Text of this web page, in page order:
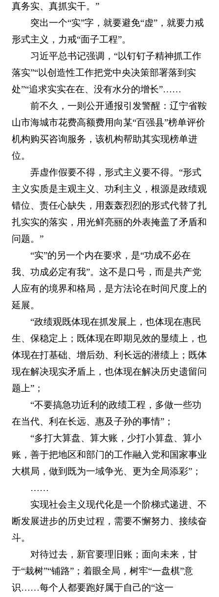
真务实、真抓实干。”
突出一个“实”字，就要避免“虚”，就要力戒
形式主义，力戒“面子工程”。
习近平总书记强调，“以钉钉子精神抓工作
落实”“以创造性工作把党中央决策部署落到实
处”“追求实实在在、没有水分的增长”……
前不久，一则公开通报引发警醒：辽宁省鞍
山市海城市花费高额费用向某“百强县”榜单评价
机构购买咨询服务，该机构帮助其实现榜单进
位。
弄虚作假要不得，形式主义要不得。“形式
主义实质是主观主义、功利主义，根源是政绩观
错位、责任心缺失，用轰轰烈烈的形式代替了扎
扎实实的落实，用光鲜亮丽的外表掩盖了矛盾和
问题。”
“实”的另一个内在要求，是“功成不必在
我、功成必定有我”。这不是口号，而是共产党
人应有的境界和格局，是方法论在时间尺度上的
延展。
“政绩观既体现在抓发展上，也体现在惠民
生、保稳定上；既体现在即期见效的显绩上，也
体现在打基础、增后劲、利长远的潜绩上；既体
现在解决现实矛盾上，也体现在解决历史遗留问
题上”；
“不要搞急功近利的政绩工程，多做一些功
在当代、利在长远、惠及子孙的事情”；
“多打大算盘、算大账，少打小算盘、算小
账，善于把地区和部门的工作融入党和国家事业
大棋局，做到既为一域争光、更为全局添彩”；
……
实现社会主义现代化是一个阶梯式递进、不
断发展进步的历史过程，需要不懈努力、接续奋
斗。
对待过去，新官要理旧账；面向未来，甘
于“栽树”“铺路”；着眼全局，树牢“一盘棋”意
识……每个人都要跑好属于自己的“这一